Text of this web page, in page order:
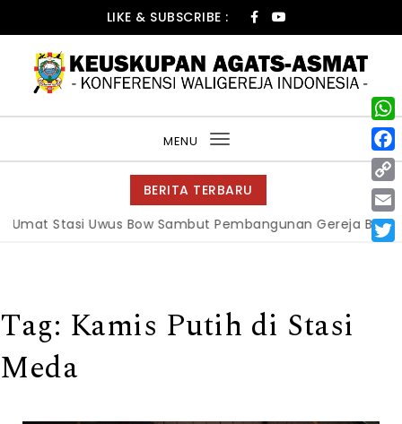
LIKE & SUBSCRIBE :
MENU
Toggle
navigation
BERITA TERBARU
Stasi Uwus Bow Sambut Pembangunan Gereja Baru |
Tag: Kamis Putih di Stasi
Meda
W
h
a
t
s
A
F
a
c
e
C
o
p
E
m